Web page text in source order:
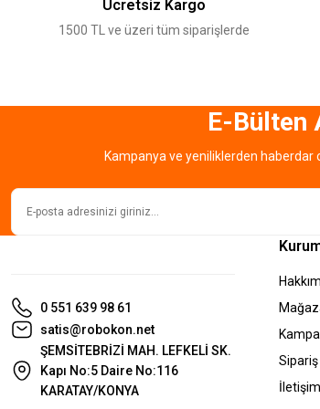
Ürün bilgilerinde hatalar bulunuyor.
Ücretsiz Kargo
1500 TL ve üzeri tüm siparişlerde
E-Bülten
Kampanya ve yeniliklerden
0 551 639 98 61
satis@robokon.net
ŞEMSİTEBRİZİ MAH. LEFKELİ SK.
Kapı No:5 Daire No:116
KARATAY/KONYA
Sipariş
İletişim